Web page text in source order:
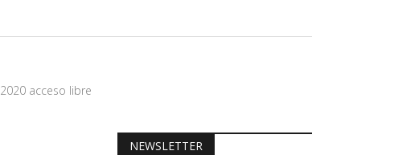
acceso libre
NEWSLETTER